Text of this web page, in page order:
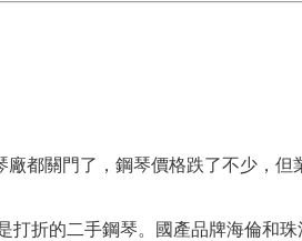
都關門了，鋼琴價格跌了不少，
折的二手鋼琴。國產品牌海倫和